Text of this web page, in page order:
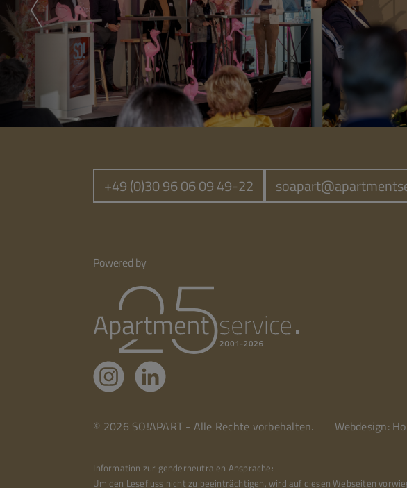
+49 (0)30 96 06 09 49-22
Powered by
© 2026 SO!APART - Alle Rechte vorbehalten. Webdesign:
Information zur genderneutralen Ansprache:
Um den Lesefluss nicht zu beeinträchtigen, wird auf diesen Webseiten